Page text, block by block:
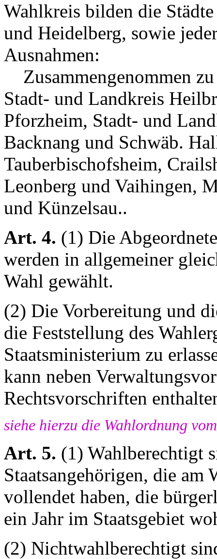
Wahlkreis bilden die
und Heidelberg, sowie
Ausnahmen:
Zusammengenommen
Stadt- und Landkreis
Pforzheim, Stadt- und
Backnang und Schwäb.
Tauberbischofsheim,
Leonberg und Vaihingen,
und Künzelsau..
Art. 4. (1) Die
werden in allgemeiner
Wahl gewählt.
(2) Die Vorbereitung und
die Feststellung des
Staatsministerium zu
kann neben
Rechtsvorschriften
siehe hierzu die Wahlordnung
Art. 5. (1) Wahlberechtigt
Staatsangehörigen, die am
vollendet haben, die
ein Jahr im Staatsgebiet
(2) Nichtwahlberechtigt